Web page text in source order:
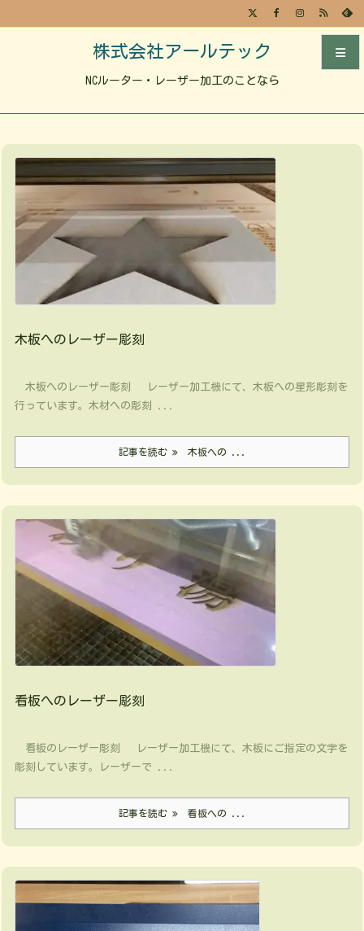
株式会社アールテック
NCルーター・レーザー加工のことなら
木板へのレーザー彫刻
木板へのレーザー彫刻 レーザー加工機にて、木板への星形彫刻を
行っています。木材への彫刻 ...
記事を読む 木板への ...
看板へのレーザー彫刻
看板のレーザー彫刻 レーザー加工機にて、木板にご指定の文字を
彫刻しています。レーザーで ...
記事を読む 看板への ...